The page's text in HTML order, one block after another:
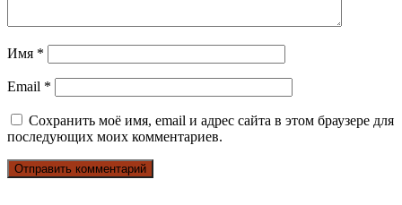
Имя *
Email *
Сохранить моё имя, email и адрес сайта в этом браузере для
последующих моих комментариев.